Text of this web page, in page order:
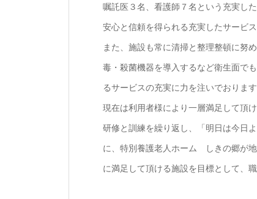
嘱託医３名、看護師７名という充実し
安心と信頼を得られる充実したサービ
また、施設も常に清掃と整理整頓に努
毒・殺菌機器を導入するなど衛生面で
るサービスの充実に力を注いでおります
現在は利用者様により一層満足して頂
研修と訓練を繰り返し、「明日は今日
に、特別養護老人ホーム しきの郷が
に満足して頂ける施設を目標として、